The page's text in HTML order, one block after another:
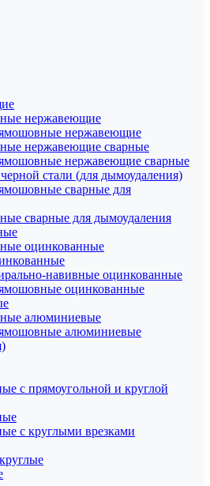
нержавеющие
нержавеющие
нержавеющие сварные
нержавеющие сварные
стали (для дымоудаления)
сварные для
сварные для дымоудаления
оцинкованные
навивные оцинкованные
оцинкованные
алюминиевые
алюминиевые
с прямоугольной и круглой
с круглыми врезками